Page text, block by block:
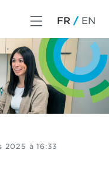
FR EN
2025 à 16:33